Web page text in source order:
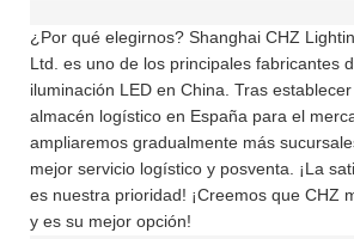
¿Por qué elegirnos? Shanghai CHZ
Ltd. es uno de los principales fabricantes
iluminación LED en China. Tras
almacén logístico en España para el
ampliaremos gradualmente más
mejor servicio logístico y posventa. ¡La
es nuestra prioridad! ¡Creemos que CHZ
y es su mejor opción!